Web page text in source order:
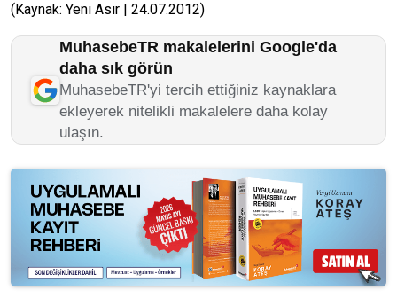
(Kaynak: Yeni Asır | 24.07.2012)
MuhasebeTR makalelerini Google'da
daha sık görün
MuhasebeTR'yi tercih ettiğiniz kaynaklara
ekleyerek nitelikli makalelere daha kolay
ulaşın.